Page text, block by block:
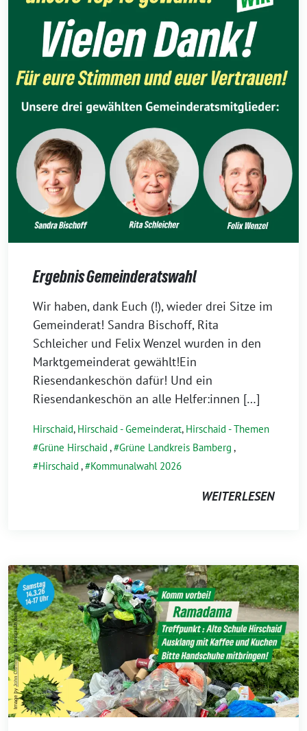
Ergebnis Gemeinderatswahl
9.
März
2026
Wir haben, dank Euch (!), wieder drei Sitze im
Gemeinderat! Sandra Bischoff, Rita
Schleicher und Felix Wenzel wurden in den
Marktgemeinderat gewählt!Ein
Riesendankeschön dafür! Und ein
Riesendankeschön an alle Helfer:innen […]
Hirschaid, Hirschaid - Gemeinderat, Hirschaid - Themen
Grüne Hirschaid , Grüne Landkreis Bamberg ,
Hirschaid , Kommunalwahl 2026
WEITERLESEN